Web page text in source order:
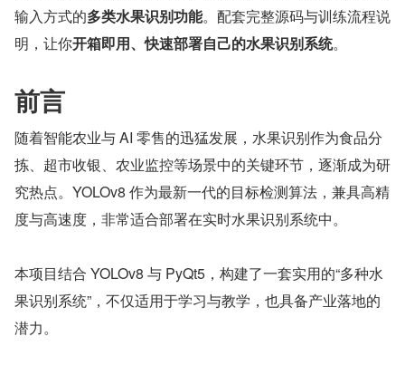
输入方式的多类水果识别功能。配套完整源码与训练流程说
明，让你开箱即用、快速部署自己的水果识别系统。
前言
随着智能农业与 AI 零售的迅猛发展，水果识别作为食品分
拣、超市收银、农业监控等场景中的关键环节，逐渐成为研
究热点。YOLOv8 作为最新一代的目标检测算法，兼具高精
度与高速度，非常适合部署在实时水果识别系统中。
本项目结合 YOLOv8 与 PyQt5，构建了一套实用的“多种水
果识别系统”，不仅适用于学习与教学，也具备产业落地的
潜力。